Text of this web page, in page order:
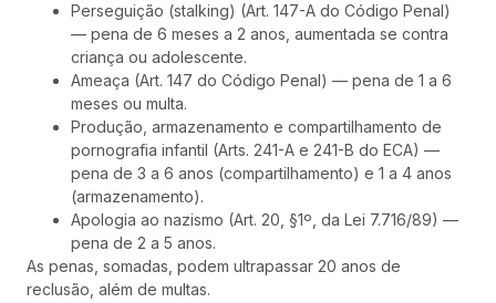
Perseguição (stalking) (Art. 147-A do Código Penal)
— pena de 6 meses a 2 anos, aumentada se contra
criança ou adolescente.
Ameaça (Art. 147 do Código Penal) — pena de 1 a 6
meses ou multa.
Produção, armazenamento e compartilhamento de
pornografia infantil (Arts. 241-A e 241-B do ECA) —
pena de 3 a 6 anos (compartilhamento) e 1 a 4 anos
(armazenamento).
Apologia ao nazismo (Art. 20, §1º, da Lei 7.716/89) —
pena de 2 a 5 anos.
As penas, somadas, podem ultrapassar 20 anos de
reclusão, além de multas.